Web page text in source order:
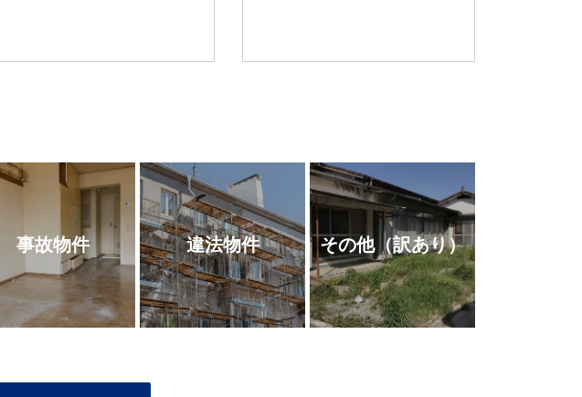
事故物件 違法物件 その他（訳あり）